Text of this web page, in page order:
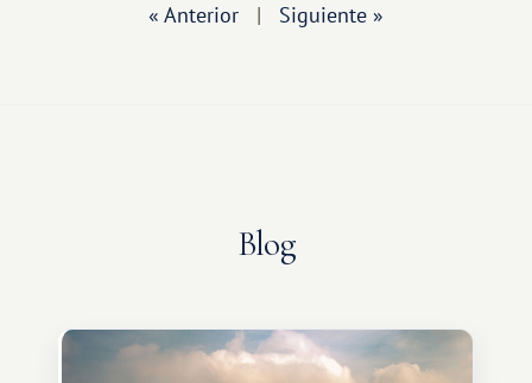
« Anterior | Siguiente »
Blog